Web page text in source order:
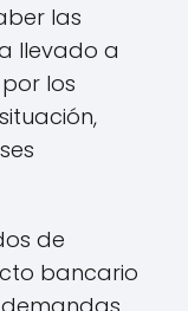
las
llevado a
los
de
bancario